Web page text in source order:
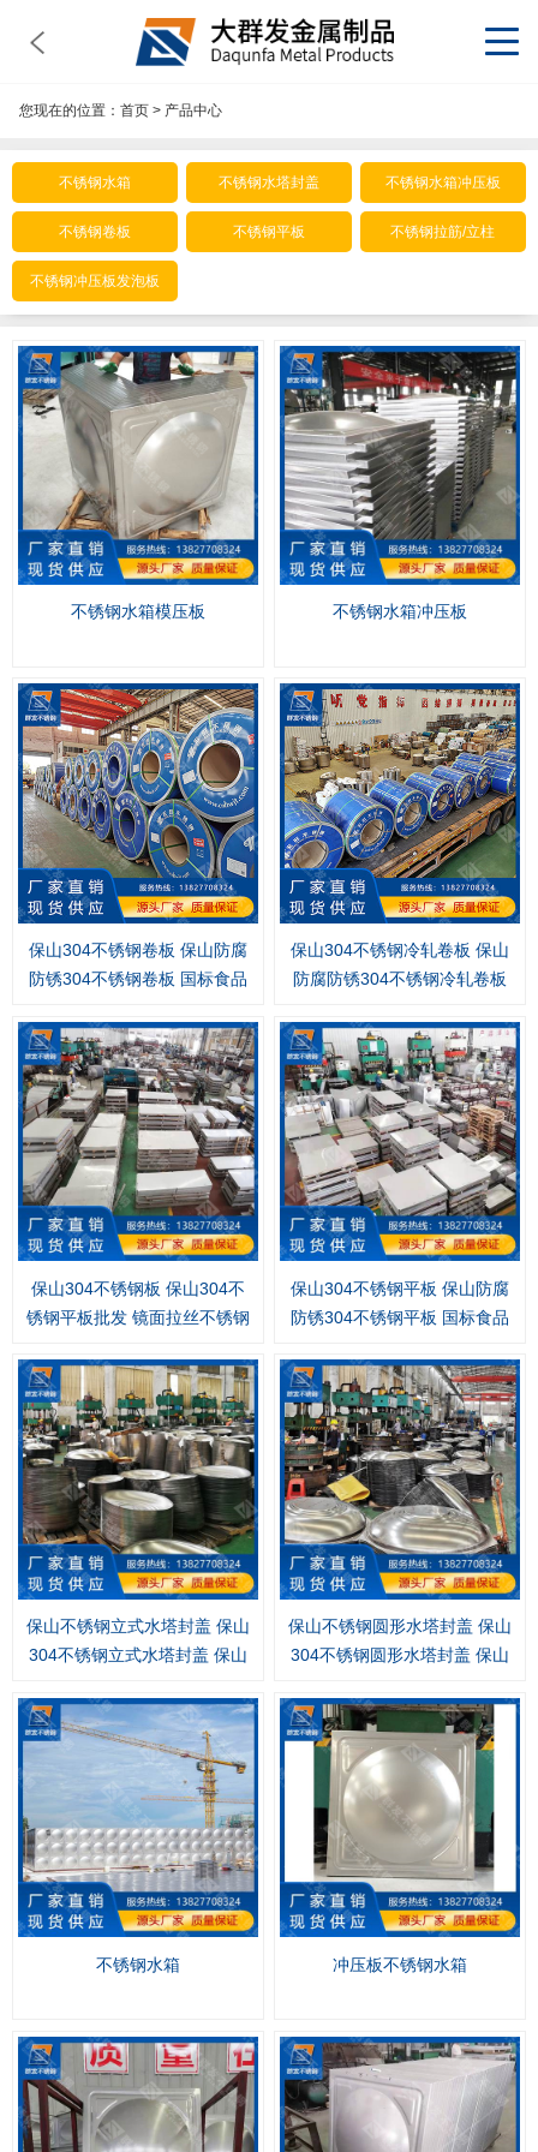
您现在的位置： 首页> 产品中心
不锈钢水箱 不锈钢水塔封盖 不锈钢水箱冲压板
不锈钢卷板 不锈钢平板 不锈钢拉筋/立柱
不锈钢冲压板发泡板
不锈钢水箱模压板 不锈钢水箱冲压板
保山304不锈钢卷板 保山防腐
防锈304不锈钢卷板 国标食品
保山304不锈钢冷轧卷板 保山
防腐防锈304不锈钢冷轧卷板
板
保山304不锈钢板 保山304不
锈钢平板批发 镜面拉丝不锈钢
保山304不锈钢平板 保山防腐
防锈304不锈钢平板 国标食品
保山不锈钢立式水塔封盖 保山
304不锈钢立式水塔封盖 保山
厂家
保山不锈钢圆形水塔封盖 保山
304不锈钢圆形水塔封盖 保山
厂家
不锈钢水箱 冲压板不锈钢水箱